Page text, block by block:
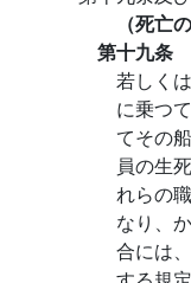
（死亡
第十九条
若しく
に乗つ
てその
員の生
れらの
なり、
合には